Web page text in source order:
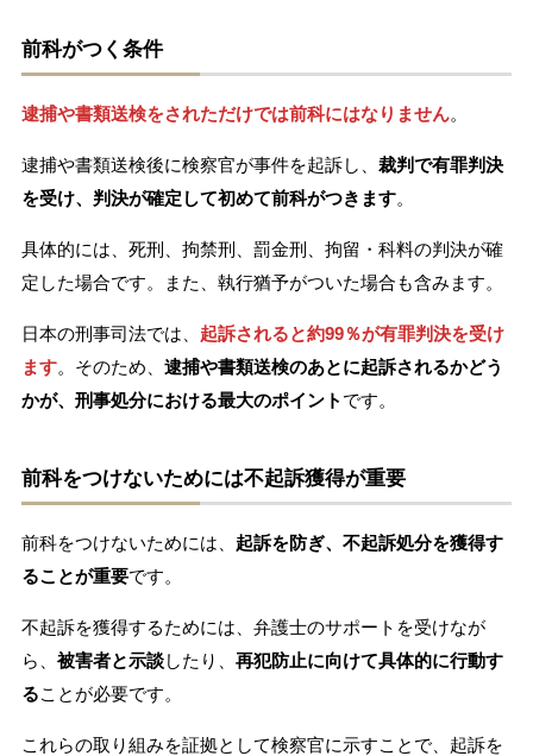
前科がつく条件
逮捕や書類送検をされただけでは前科にはなりません。
逮捕や書類送検後に検察官が事件を起訴し、 裁判で有罪判決
を受け、判決が確定して初めて前科がつきます。
具体的には、死刑、拘禁刑、罰金刑、拘留・科料の判決が確
定した場合です。また、執行猶予がついた場合も含みます。
日本の刑事司法では、 起訴されると約99％が有罪判決を受け
ます。そのため、 逮捕や書類送検のあとに起訴されるかどう
かが、刑事処分における最大のポイント です。
前科をつけないためには不起訴獲得が重要
前科をつけないためには、 起訴を防ぎ、不起訴処分を獲得す
ることが重要です。
不起訴を獲得するためには、弁護士のサポートを受けなが
ら、 被害者と示談したり、 再犯防止に向けて具体的に行動す
ることが必要です。
これらの取り組みを証拠として検察官に示すことで、起訴を